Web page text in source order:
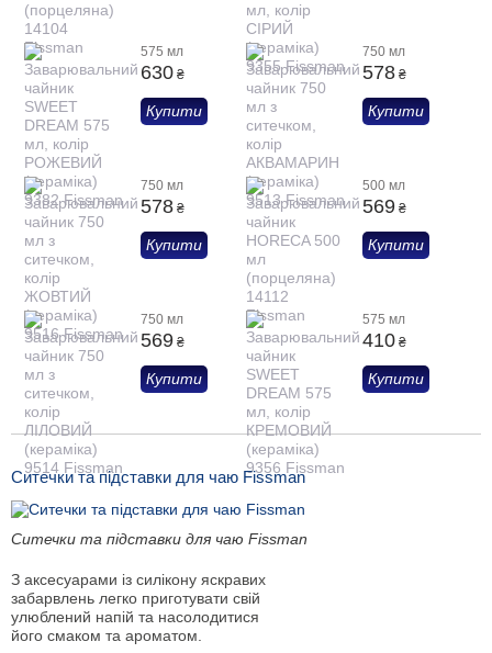
575 мл
630 ₴
Купити
750 мл
578 ₴
Купити
750 мл
578 ₴
Купити
500 мл
569 ₴
Купити
750 мл
569 ₴
Купити
575 мл
410 ₴
Купити
Ситечки та підставки для чаю Fissman
Ситечки та підставки для чаю Fissman
З аксесуарами із силікону яскравих
забарвлень легко приготувати свій
улюблений напій та насолодитися
його смаком та ароматом.